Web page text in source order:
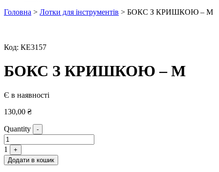
Головна > Лотки для інструментів > БОКС З КРИШКОЮ – M
Код: КЕ3157
БОКС З КРИШКОЮ – M
Є в наявності
130,00 ₴
Quantity -
1
+
Додати в кошик